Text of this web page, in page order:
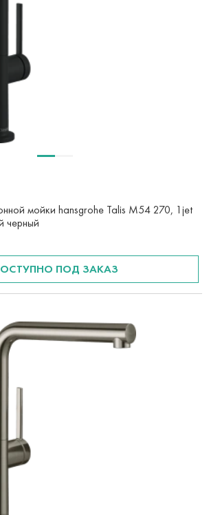
мойки hansgrohe Talis M54 270, 1jet
черный
ПОД ЗАКАЗ